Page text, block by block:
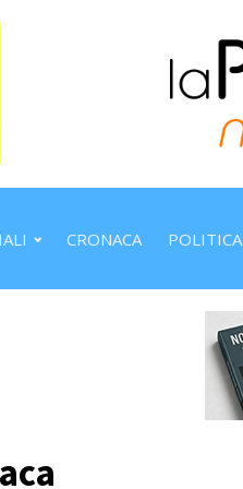
CRONACA POLITICA